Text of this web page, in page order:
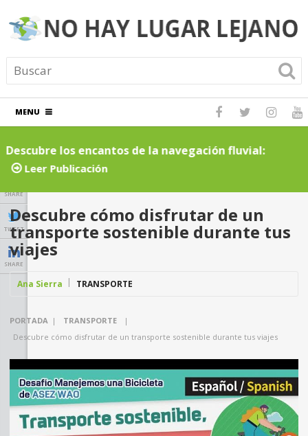
MENU
Descubre los encantos de la navegación fluvial:
cruceros por ríos inolvidables
Leer Publicación
SHARE
TWEET
SHARE
Descubre cómo disfrutar de un
transporte sostenible durante tus
viajes
Ana Sierra TRANSPORTE
PORTADA | TRANSPORTE
|
Descubre cómo disfrutar de un transporte sostenible durante tus viajes